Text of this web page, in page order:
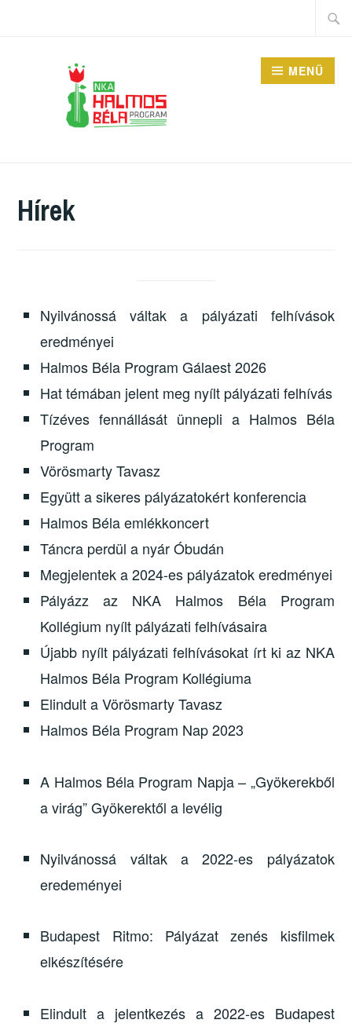
PROGRAM
MENÜ
Hírek
Nyilvánossá váltak a pályázati felhívások
eredményei
Halmos Béla Program Gálaest 2026
Hat témában jelent meg nyílt pályázati felhívás
Tízéves fennállását ünnepli a Halmos Béla
Program
Vörösmarty Tavasz
Együtt a sikeres pályázatokért konferencia
Halmos Béla emlékkoncert
Táncra perdül a nyár Óbudán
Megjelentek a 2024-es pályázatok eredményei
Pályázz az NKA Halmos Béla Program
Kollégium nyílt pályázati felhívásaira
Újabb nyílt pályázati felhívásokat írt ki az NKA
Halmos Béla Program Kollégiuma
Elindult a Vörösmarty Tavasz
Halmos Béla Program Nap 2023
A Halmos Béla Program Napja – „Gyökerekből
a virág” Gyökerektől a levélig
Nyilvánossá váltak a 2022-es pályázatok
eredeményei
Budapest Ritmo: Pályázat zenés kisfilmek
elkészítésére
Elindult a jelentkezés a 2022-es Budapest